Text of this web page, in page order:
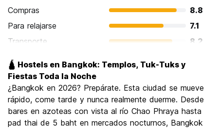
Compras
8.8
Para relajarse
7.1
Transporte
8.2
Cultura
Fiesta
8.6
Calidad Precio
8.6
🛕 Hostels en Bangkok: Templos, Tuk-Tuks y
Fiestas Toda la Noche
¿Bangkok en 2026? Prepárate. Esta ciudad se mueve
rápido, come tarde y nunca realmente duerme. Desde
bares en azoteas con vista al río Chao Phraya hasta
pad thai de 5 baht en mercados nocturnos, Bangkok